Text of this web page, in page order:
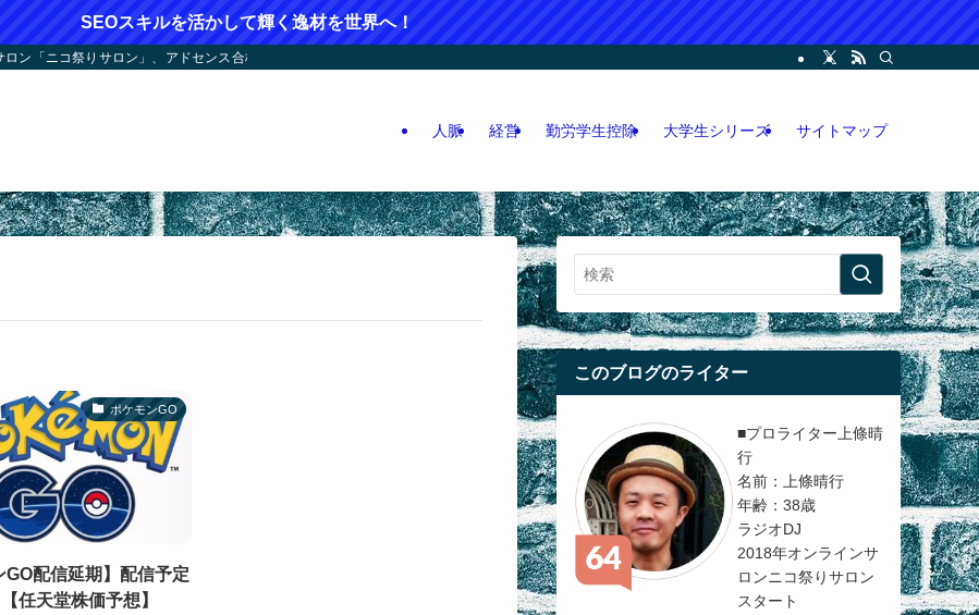
SEOスキルを活かして輝く逸材を世界へ！
ン「ニコ祭りサロン」、アドセンス合格応援！人つなぎ屋さん活動、人生逆戻りツアー・コンサル・人脈論などの各情報などを記載。LINEオープンチャット
人脈 経営 勤労学生控除 大学生シリーズ サイトマップ
ポケモンGO
GO配信延期】配信予定
任天堂株価予想】
このブログのライター
■プロライター上條晴
行
名前：上條晴行
年齢：38歳
ラジオDJ
2018年オンラインサ
ロンニコ祭りサロン
スタート